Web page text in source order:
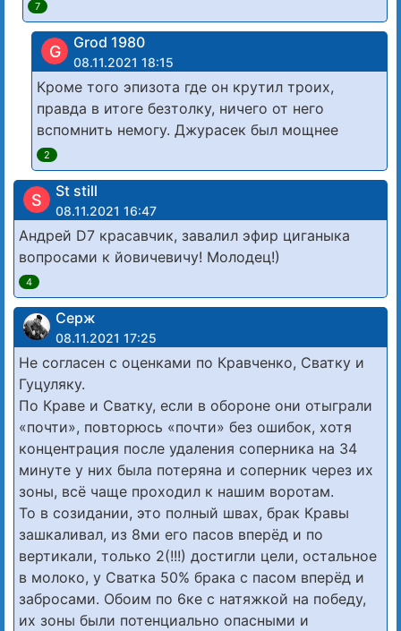
7
G Grod 1980
08.11.2021 18:15
Кроме того эпизота где он крутил троих,
правда в итоге безтолку, ничего от него
вспомнить немогу. Джурасек был мощнее
2
S St still
08.11.2021 16:47
Андрей D7 красавчик, завалил эфир циганыка
вопросами к йовичевичу! Молодец!)
4
Серж
08.11.2021 17:25
Не согласен с оценками по Кравченко, Сватку и
Гуцуляку.
По Краве и Сватку, если в обороне они отыграли
«почти», повторюсь «почти» без ошибок, хотя
концентрация после удаления соперника на 34
минуте у них была потеряна и соперник через их
зоны, всё чаще проходил к нашим воротам.
То в созидании, это полный швах, брак Кравы
зашкаливал, из 8ми его пасов вперёд и по
вертикали, только 2(!!!) достигли цели, остальное
в молоко, у Сватка 50% брака с пасом вперёд и
забросами. Обоим по 6ке с натяжкой на победу,
их зоны были потенциально опасными и